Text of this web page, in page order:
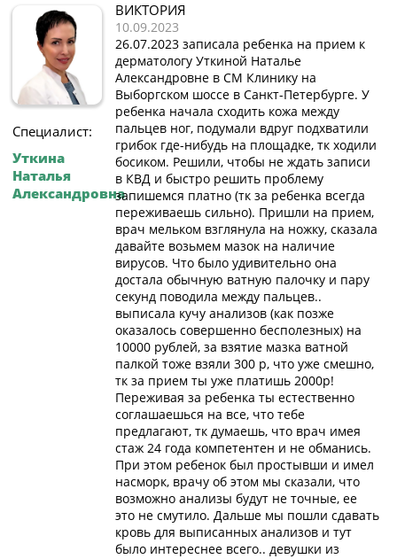
Специалист:
Уткина
Наталья
Александровна
ВИКТОРИЯ
10.09.2023
26.07.2023 записала ребенка на прием к
дерматологу Уткиной Наталье
Александровне в СМ Клинику на
Выборгском шоссе в Санкт-Петербурге. У
ребенка начала сходить кожа между
пальцев ног, подумали вдруг подхватили
грибок где-нибудь на площадке, тк ходили
босиком. Решили, чтобы не ждать записи
в КВД и быстро решить проблему
запишемся платно (тк за ребенка всегда
переживаешь сильно). Пришли на прием,
врач мельком взглянула на ножку, сказала
давайте возьмем мазок на наличие
вирусов. Что было удивительно она
достала обычную ватную палочку и пару
секунд поводила между пальцев..
выписала кучу анализов (как позже
оказалось совершенно бесполезных) на
10000 рублей, за взятие мазка ватной
палкой тоже взяли 300 р, что уже смешно,
тк за прием ты уже платишь 2000р!
Переживая за ребенка ты естественно
соглашаешься на все, что тебе
предлагают, тк думаешь, что врач имея
стаж 24 года компетентен и не обманись.
При этом ребенок был простывши и имел
насморк, врачу об этом мы сказали, что
возможно анализы будут не точные, ее
это не смутило. Дальше мы пошли сдавать
кровь для выписанных анализов и тут
было интереснее всего.. девушки из